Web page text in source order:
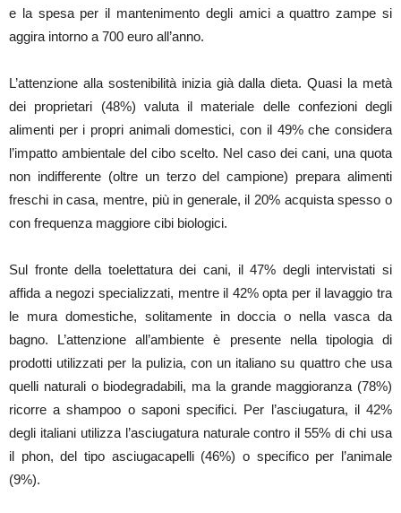
e la spesa per il mantenimento degli amici a quattro zampe si
aggira intorno a 700 euro all’anno.
L’attenzione alla sostenibilità inizia già dalla dieta. Quasi la metà
dei proprietari (48%) valuta il materiale delle confezioni degli
alimenti per i propri animali domestici, con il 49% che considera
l’impatto ambientale del cibo scelto. Nel caso dei cani, una quota
non indifferente (oltre un terzo del campione) prepara alimenti
freschi in casa, mentre, più in generale, il 20% acquista spesso o
con frequenza maggiore cibi biologici.
Sul fronte della toelettatura dei cani, il 47% degli intervistati si
affida a negozi specializzati, mentre il 42% opta per il lavaggio tra
le mura domestiche, solitamente in doccia o nella vasca da
bagno. L’attenzione all’ambiente è presente nella tipologia di
prodotti utilizzati per la pulizia, con un italiano su quattro che usa
quelli naturali o biodegradabili, ma la grande maggioranza (78%)
ricorre a shampoo o saponi specifici. Per l’asciugatura, il 42%
degli italiani utilizza l’asciugatura naturale contro il 55% di chi usa
il phon, del tipo asciugacapelli (46%) o specifico per l’animale
(9%).